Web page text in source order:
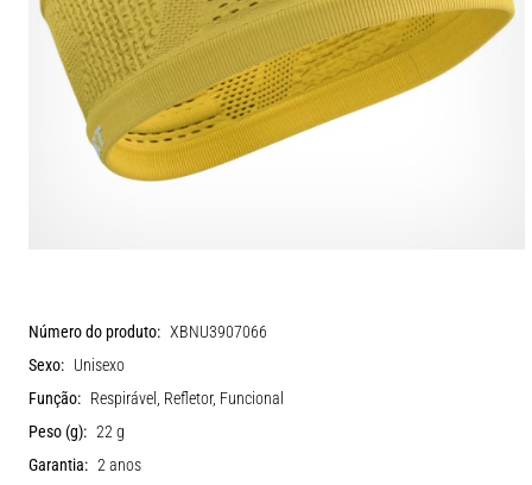
Número do produto: XBNU3907066
Sexo: Unisexo
Função: Respirável, Refletor, Funcional
Peso (g): 22 g
Garantia: 2 anos